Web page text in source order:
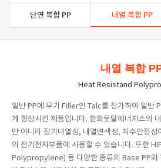
난연 복합 PP 내열 복합 PP
내열 복합
Heat Resistand
일반 PP에 무기 Filler인 Talc를 첨가하여 일반
게 향상시킨 제품입니다. 한화토탈에너지스의
만 아니라 장기내열성, 내열변색성, 치수안정성
의 전기전자부품에 사용할 수 있습니다. 또한
Polypropylene) 등 다양한 종류의 Base PP와